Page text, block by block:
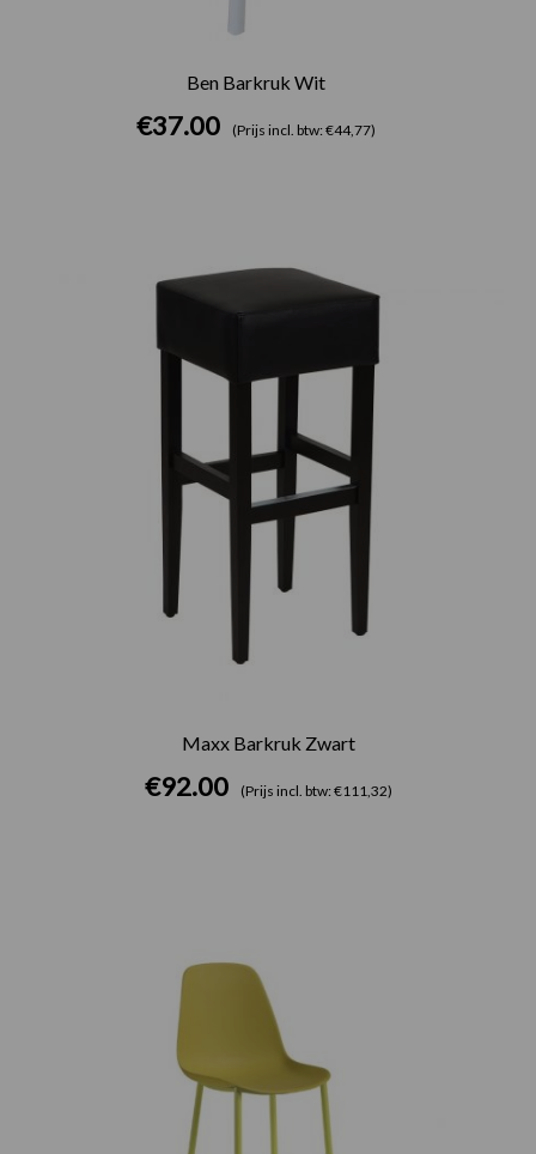
Ben Barkruk Wit
€37.00 (Prijs incl. btw: €44,77)
Maxx Barkruk Zwart
€92.00 (Prijs incl. btw: €111,32)